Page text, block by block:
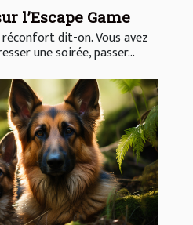
l’Escape Game
réconfort dit-on. Vous avez
une soirée, passer...